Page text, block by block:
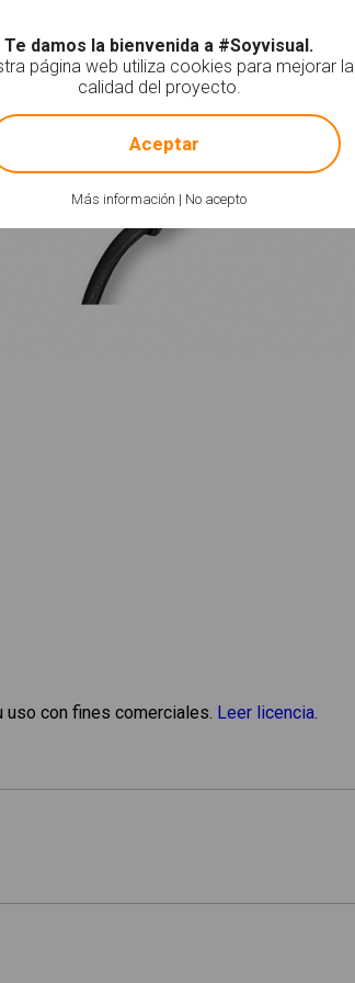
uso con fines comerciales. Leer licencia.
Te damos la bienvenida a #Soyvisual.
página web utiliza cookies para mejorar la
calidad del proyecto.
Más información | No acepto
! Not valid!
Aceptar